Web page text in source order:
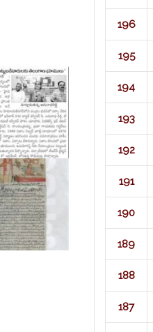
196
195
194
193
192
191
190
189
188
187